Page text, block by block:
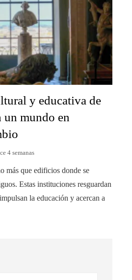
y educativa de
un mundo en
4 semanas
más que edificios donde se
Estas instituciones resguardan
la educación y acercan a